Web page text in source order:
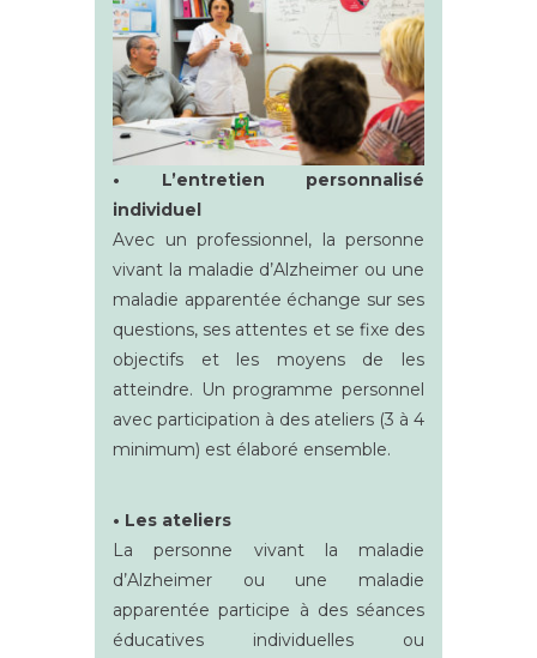
• L’entretien personnalisé
individuel
Avec un professionnel, la personne
vivant la maladie d’Alzheimer ou une
maladie apparentée échange sur ses
questions, ses attentes et se fixe des
objectifs et les moyens de les
atteindre. Un programme personnel
avec participation à des ateliers (3 à 4
minimum) est élaboré ensemble.
• Les ateliers
La personne vivant la maladie
d’Alzheimer ou une maladie
apparentée participe à des séances
éducatives individuelles ou